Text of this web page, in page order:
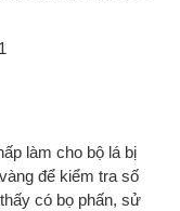
làm cho bộ lá bị
để kiểm tra số
có bọ phấn, sử